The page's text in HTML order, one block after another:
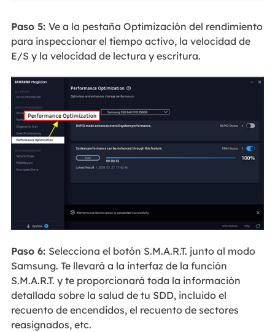
Paso 5: Ve a la pestaña Optimización del rendimiento
para inspeccionar el tiempo activo, la velocidad de
E/S y la velocidad de lectura y escritura.
Paso 6: Selecciona el botón S.M.A.R.T. junto al modo
Samsung. Te llevará a la interfaz de la función
S.M.A.R.T. y te proporcionará toda la información
detallada sobre la salud de tu SDD, incluido el
recuento de encendidos, el recuento de sectores
reasignados, etc.